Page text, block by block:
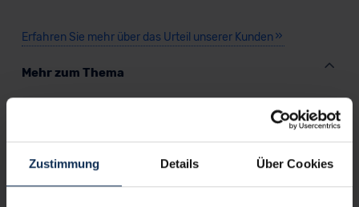
Zustimmung Details Über Cookies
Erfahren Sie mehr über das Urteil unserer Kunden
Mehr zum Thema